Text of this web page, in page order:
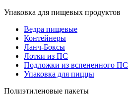
Упаковка для пищевых продуктов
Ведра пищевые
Контейнеры
Ланч-Боксы
Лотки из ПС
Подложки из вспененного ПС
Упаковка для пиццы
Полиэтиленовые пакеты